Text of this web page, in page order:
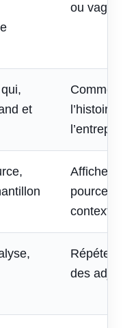
ou vague
et
Afficher
contexte
Répéter
des